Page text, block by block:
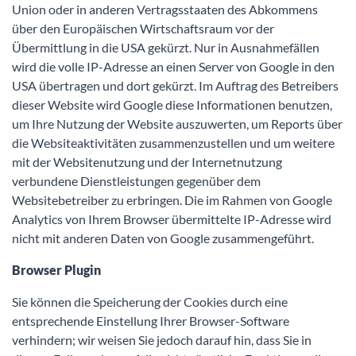
Union oder in anderen Vertragsstaaten des Abkommens
über den Europäischen Wirtschaftsraum vor der
Übermittlung in die USA gekürzt. Nur in Ausnahmefällen
wird die volle IP-Adresse an einen Server von Google in den
USA übertragen und dort gekürzt. Im Auftrag des Betreibers
dieser Website wird Google diese Informationen benutzen,
um Ihre Nutzung der Website auszuwerten, um Reports über
die Websiteaktivitäten zusammenzustellen und um weitere
mit der Websitenutzung und der Internetnutzung
verbundene Dienstleistungen gegenüber dem
Websitebetreiber zu erbringen. Die im Rahmen von Google
Analytics von Ihrem Browser übermittelte IP-Adresse wird
nicht mit anderen Daten von Google zusammengeführt.
Browser Plugin
Sie können die Speicherung der Cookies durch eine
entsprechende Einstellung Ihrer Browser-Software
verhindern; wir weisen Sie jedoch darauf hin, dass Sie in